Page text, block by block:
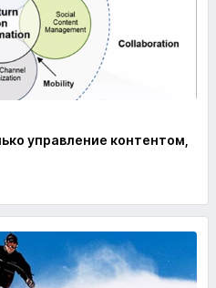
управление контентом,